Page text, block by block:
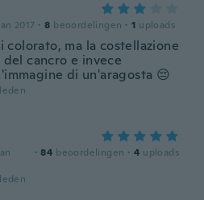
2017 · 8 beoordelingen · 1 uploads
colorato, ma la costellazione
del cancro e invece
di un'aragosta 😔
· 84 beoordelingen · 4 uploads